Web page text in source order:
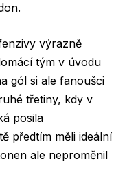
výrazně
tým v úvodu
gól si ale fanoušci
třetiny, kdy v
posila
předtím měli ideální
ale neproměnil